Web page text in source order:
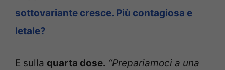
sottovariante cresce. Più contagiosa e
letale?
E sulla quarta dose. “Prepariamoci a una